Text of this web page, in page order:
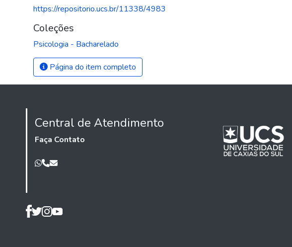
https://repositorio.ucs.br/11338/4983
Coleções
Psicologia - Bacharelado
Página do item completo
Central de Atendimento
Faça Contato